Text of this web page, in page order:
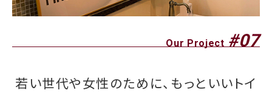
Our Project #07
若い世代や女性のために、もっといいトイ